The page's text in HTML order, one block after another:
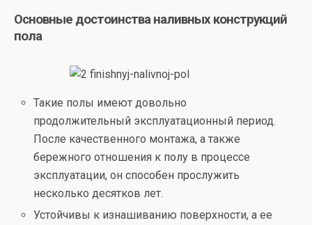
Основные достоинства наливных конструкций
пола
Такие полы имеют довольно
продолжительный эксплуатационный период.
После качественного монтажа, а также
бережного отношения к полу в процессе
эксплуатации, он способен прослужить
несколько десятков лет.
Устойчивы к изнашиванию поверхности, а ее